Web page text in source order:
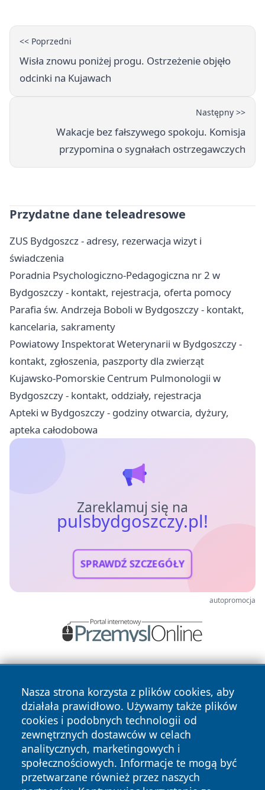
<< Poprzedni
Wisła znowu poniżej progu. Ostrzeżenie objęło
odcinki na Kujawach
Następny >>
Wakacje bez fałszywego spokoju. Komisja
przypomina o sygnałach ostrzegawczych
Przydatne dane teleadresowe
ZUS Bydgoszcz - adresy, rezerwacja wizyt i
świadczenia
Poradnia Psychologiczno-Pedagogiczna nr 2 w
Bydgoszczy - kontakt, rejestracja, oferta pomocy
Parafia św. Andrzeja Boboli w Bydgoszczy - kontakt,
kancelaria, sakramenty
Powiatowy Inspektorat Weterynarii w Bydgoszczy -
kontakt, zgłoszenia, paszporty dla zwierząt
Kujawsko-Pomorskie Centrum Pulmonologii w
Bydgoszczy - kontakt, oddziały, rejestracja
Apteki w Bydgoszczy - godziny otwarcia, dyżury,
apteka całodobowa
Zareklamuj się na
pulsbydgoszczy.pl!
SPRAWDŹ SZCZEGÓŁY
autopromocja
Nasza strona korzysta z plików cookies, aby
działała prawidłowo. Używamy także plików
cookies i podobnych technologii od
zewnętrznych dostawców w celach
analitycznych, marketingowych i
społecznościowych. Informacje te mogą być
przetwarzane również przez naszych
Copyright © 2026 pulsbydgoszczy.pl Wszystkie prawa
zastrzeżone.